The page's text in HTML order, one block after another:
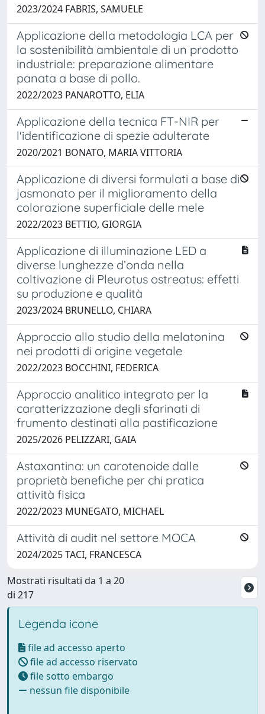
2023/2024 FABRIS, SAMUELE
Applicazione della metodologia LCA per
la sostenibilità ambientale di un prodotto
industriale: preparazione alimentare
panata a base di pollo.
2022/2023 PANAROTTO, ELIA
Applicazione della tecnica FT-NIR per
l'identificazione di spezie adulterate
2020/2021 BONATO, MARIA VITTORIA
Applicazione di diversi formulati a base di
jasmonato per il miglioramento della
colorazione superficiale delle mele
2022/2023 BETTIO, GIORGIA
Applicazione di illuminazione LED a
diverse lunghezze d’onda nella
coltivazione di Pleurotus ostreatus: effetti
su produzione e qualità
2023/2024 BRUNELLO, CHIARA
Approccio allo studio della melatonina
nei prodotti di origine vegetale
2022/2023 BOCCHINI, FEDERICA
Approccio analitico integrato per la
caratterizzazione degli sfarinati di
frumento destinati alla pastificazione
2025/2026 PELIZZARI, GAIA
Astaxantina: un carotenoide dalle
proprietà benefiche per chi pratica
attività fisica
2022/2023 MUNEGATO, MICHAEL
Attività di audit nel settore MOCA
2024/2025 TACI, FRANCESCA
Mostrati risultati da 1 a 20
di 217
Legenda icone
file ad accesso aperto
file ad accesso riservato
file sotto embargo
nessun file disponibile